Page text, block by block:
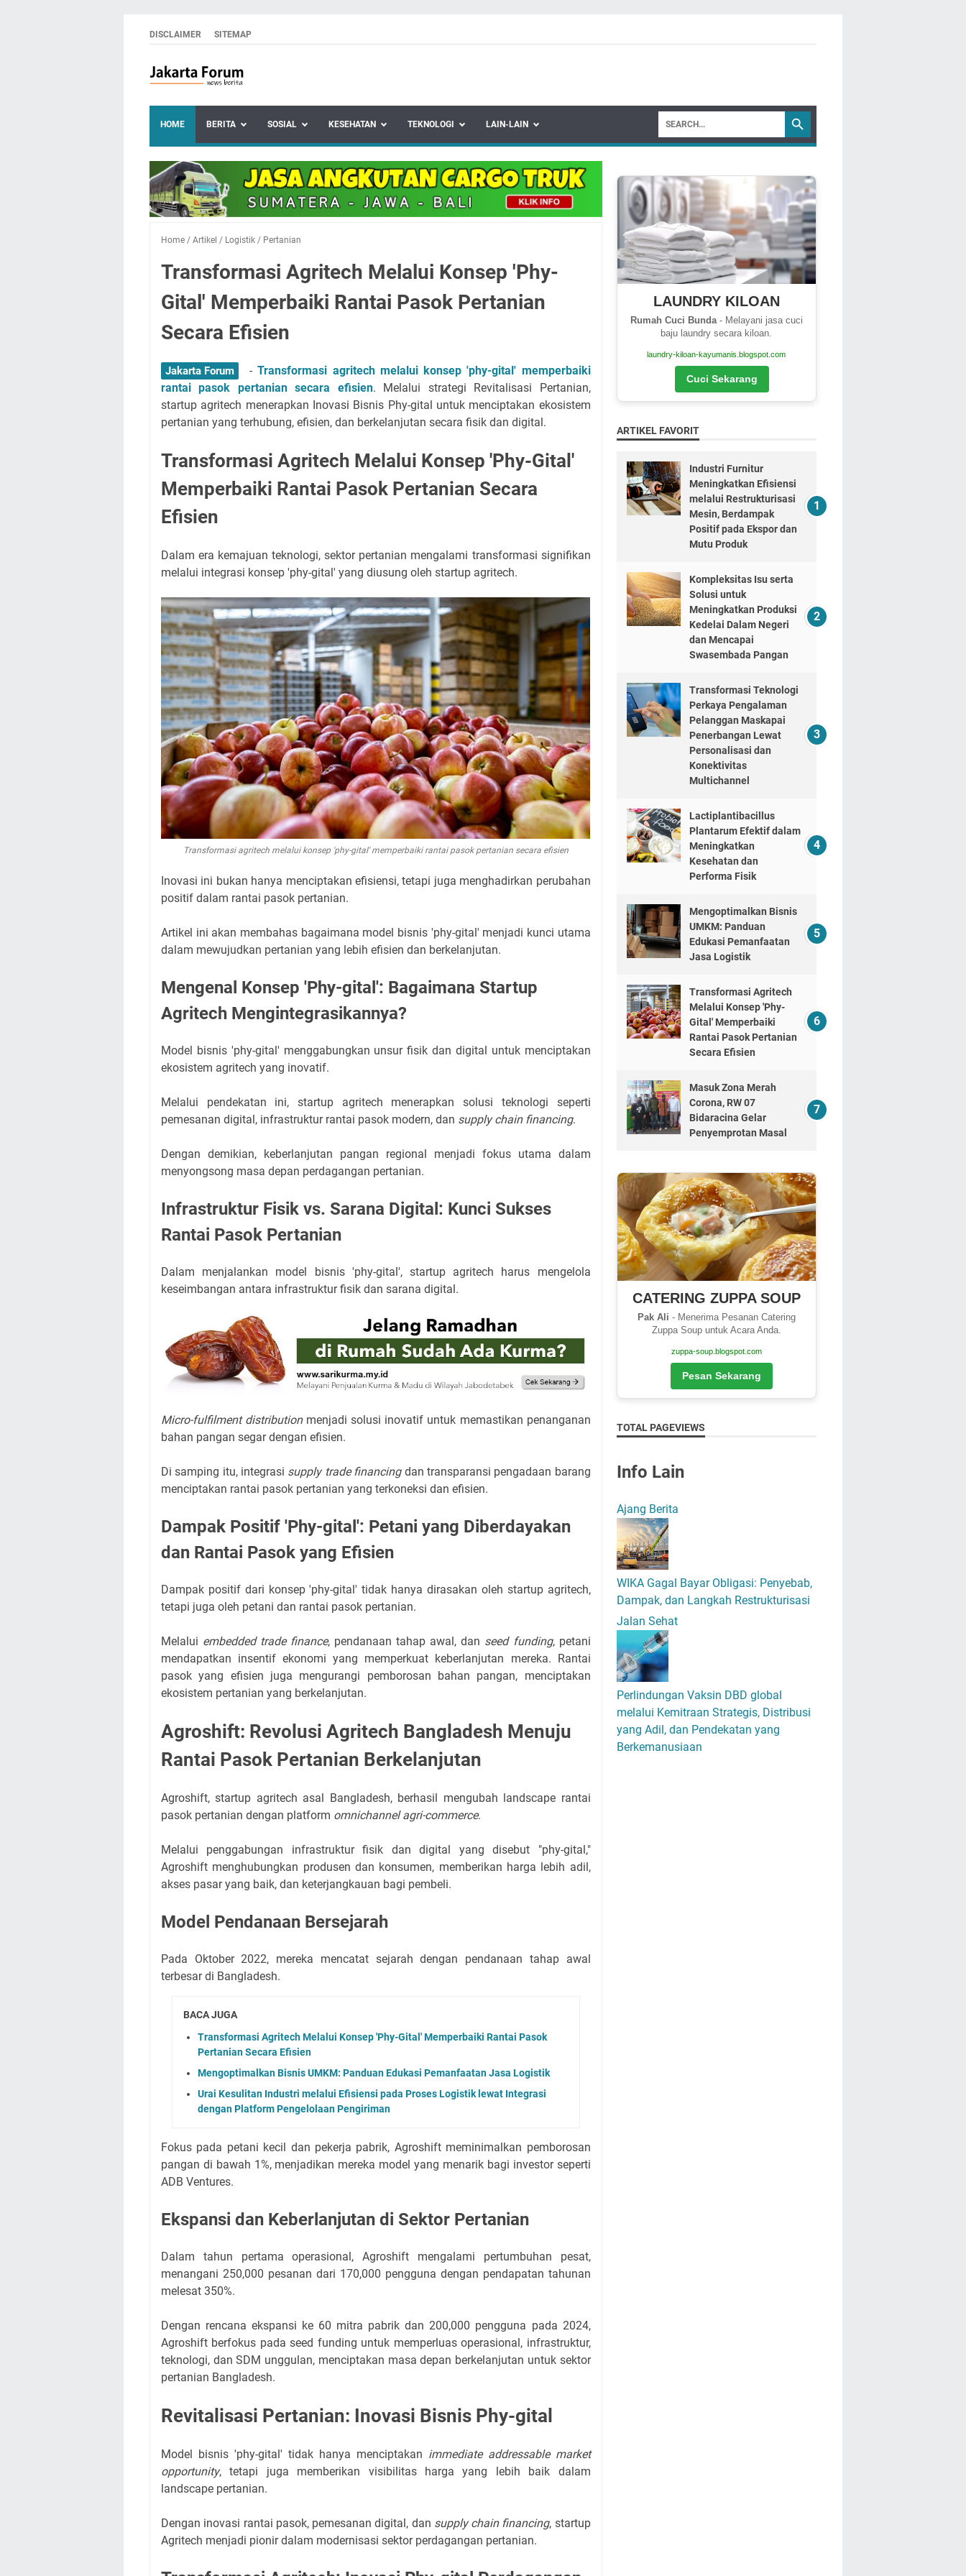
DISCLAIMER SITEMAP
HOME BERITA SOSIAL KESEHATAN TEKNOLOGI LAIN-LAIN
Home / Artikel / Logistik / Pertanian
Transformasi Agritech Melalui Konsep 'Phy-
Gital' Memperbaiki Rantai Pasok Pertanian
Secara Efisien
Jakarta Forum -Transformasi agritech melalui konsep 'phy-gital' memperbaiki
rantai pasok pertanian secara efisien. Melalui strategi Revitalisasi Pertanian,
startup agritech menerapkan Inovasi Bisnis Phy-gital untuk menciptakan ekosistem
pertanian yang terhubung, efisien, dan berkelanjutan secara fisik dan digital.
Transformasi Agritech Melalui Konsep 'Phy-Gital'
Memperbaiki Rantai Pasok Pertanian Secara
Efisien
Dalam era kemajuan teknologi, sektor pertanian mengalami transformasi signifikan
melalui integrasi konsep 'phy-gital' yang diusung oleh startup agritech.
Transformasi agritech melalui konsep 'phy-gital' memperbaiki rantai pasok pertanian secara efisien
Inovasi ini bukan hanya menciptakan efisiensi, tetapi juga menghadirkan perubahan
positif dalam rantai pasok pertanian.
Artikel ini akan membahas bagaimana model bisnis 'phy-gital' menjadi kunci utama
dalam mewujudkan pertanian yang lebih efisien dan berkelanjutan.
Mengenal Konsep 'Phy-gital': Bagaimana Startup
Agritech Mengintegrasikannya?
Model bisnis 'phy-gital' menggabungkan unsur fisik dan digital untuk menciptakan
ekosistem agritech yang inovatif.
Melalui pendekatan ini, startup agritech menerapkan solusi teknologi seperti
pemesanan digital, infrastruktur rantai pasok modern, dan supply chain financing.
Dengan demikian, keberlanjutan pangan regional menjadi fokus utama dalam
menyongsong masa depan perdagangan pertanian.
Infrastruktur Fisik vs. Sarana Digital: Kunci Sukses
Rantai Pasok Pertanian
Dalam menjalankan model bisnis 'phy-gital', startup agritech harus mengelola
keseimbangan antara infrastruktur fisik dan sarana digital.
Micro-fulfilment distributionmenjadi solusi inovatif untuk memastikan penanganan
bahan pangan segar dengan efisien.
Di samping itu, integrasi supply trade financingdan transparansi pengadaan barang
menciptakan rantai pasok pertanian yang terkoneksi dan efisien.
Dampak Positif 'Phy-gital': Petani yang Diberdayakan
dan Rantai Pasok yang Efisien
Dampak positif dari konsep 'phy-gital' tidak hanya dirasakan oleh startup agritech,
tetapi juga oleh petani dan rantai pasok pertanian.
Melalui embedded trade finance, pendanaan tahap awal, dan seed funding, petani
mendapatkan insentif ekonomi yang memperkuat keberlanjutan mereka. Rantai
pasok yang efisien juga mengurangi pemborosan bahan pangan, menciptakan
ekosistem pertanian yang berkelanjutan.
Agroshift: Revolusi Agritech Bangladesh Menuju
Rantai Pasok Pertanian Berkelanjutan
Agroshift, startup agritech asal Bangladesh, berhasil mengubah landscape rantai
pasok pertanian dengan platform omnichannel agri-commerce.
Melalui penggabungan infrastruktur fisik dan digital yang disebut "phy-gital,"
Agroshift menghubungkan produsen dan konsumen, memberikan harga lebih adil,
akses pasar yang baik, dan keterjangkauan bagi pembeli.
Model Pendanaan Bersejarah
Pada Oktober 2022, mereka mencatat sejarah dengan pendanaan tahap awal
terbesar di Bangladesh.
BACA JUGA
Transformasi Agritech Melalui Konsep 'Phy-Gital' Memperbaiki Rantai Pasok
Pertanian Secara Efisien
Mengoptimalkan Bisnis UMKM: Panduan Edukasi Pemanfaatan Jasa Logistik
Urai Kesulitan Industri melalui Efisiensi pada Proses Logistik lewat Integrasi
dengan Platform Pengelolaan Pengiriman
Fokus pada petani kecil dan pekerja pabrik, Agroshift meminimalkan pemborosan
pangan di bawah 1%, menjadikan mereka model yang menarik bagi investor seperti
ADB Ventures.
Ekspansi dan Keberlanjutan di Sektor Pertanian
Dalam tahun pertama operasional, Agroshift mengalami pertumbuhan pesat,
menangani 250,000 pesanan dari 170,000 pengguna dengan pendapatan tahunan
melesat 350%.
Dengan rencana ekspansi ke 60 mitra pabrik dan 200,000 pengguna pada 2024,
Agroshift berfokus pada seed funding untuk memperluas operasional, infrastruktur,
teknologi, dan SDM unggulan, menciptakan masa depan berkelanjutan untuk sektor
pertanian Bangladesh.
Revitalisasi Pertanian: Inovasi Bisnis Phy-gital
Model bisnis 'phy-gital' tidak hanya menciptakan immediate addressable market
opportunity, tetapi juga memberikan visibilitas harga yang lebih baik dalam
landscape pertanian.
Dengan inovasi rantai pasok, pemesanan digital, dan supply chain financing, startup
Agritech menjadi pionir dalam modernisasi sektor perdagangan pertanian.
LAUNDRY KILOAN
Rumah Cuci Bunda- Melayani jasa cuci
baju laundry secara kiloan.
laundry-kiloan-kayumanis.blogspot.com
Cuci Sekarang
ARTIKEL FAVORIT
Industri Furnitur
Meningkatkan Efisiensi
melalui Restrukturisasi
Mesin, Berdampak
Positif pada Ekspor dan
Mutu Produk
Kompleksitas Isu serta
Solusi untuk
Meningkatkan Produksi
Kedelai Dalam Negeri
dan Mencapai
Swasembada Pangan
Transformasi Teknologi
Perkaya Pengalaman
Pelanggan Maskapai
Penerbangan Lewat
Personalisasi dan
Konektivitas
Multichannel
Lactiplantibacillus
Plantarum Efektif dalam
Meningkatkan
Kesehatan dan
Performa Fisik
Mengoptimalkan Bisnis
UMKM: Panduan
Edukasi Pemanfaatan
Jasa Logistik
Transformasi Agritech
Melalui Konsep 'Phy-
Gital' Memperbaiki
Rantai Pasok Pertanian
Secara Efisien
Masuk Zona Merah
Corona, RW 07
Bidaracina Gelar
Penyemprotan Masal
CATERING ZUPPA SOUP
Pak Ali - Menerima Pesanan Catering
Zuppa Soup untuk Acara Anda.
zuppa-soup.blogspot.com
Pesan Sekarang
TOTAL PAGEVIEWS
Info Lain
Ajang Berita
WIKA Gagal Bayar Obligasi: Penyebab,
Dampak, dan Langkah Restrukturisasi
Jalan Sehat
Perlindungan Vaksin DBD global
melalui Kemitraan Strategis, Distribusi
yang Adil, dan Pendekatan yang
Berkemanusiaan